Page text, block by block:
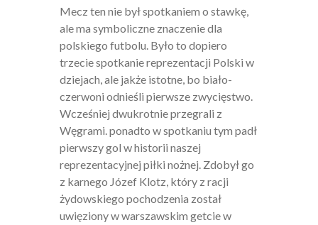
Mecz ten nie był spotkaniem o stawkę,
ale ma symboliczne znaczenie dla
polskiego futbolu. Było to dopiero
trzecie spotkanie reprezentacji Polski w
dziejach, ale jakże istotne, bo biało-
czerwoni odnieśli pierwsze zwycięstwo.
Wcześniej dwukrotnie przegrali z
Węgrami. ponadto w spotkaniu tym padł
pierwszy gol w historii naszej
reprezentacyjnej piłki nożnej. Zdobył go
z karnego Józef Klotz, który z racji
żydowskiego pochodzenia został
uwięziony w warszawskim getcie w